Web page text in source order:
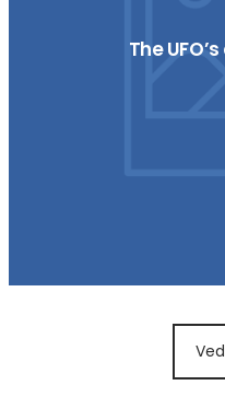
The